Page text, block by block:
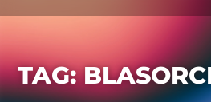
TAG: